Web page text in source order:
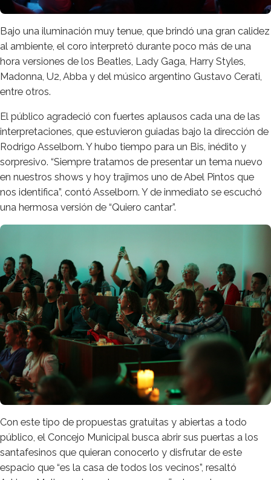
Bajo una iluminación muy tenue, que brindó una gran calidez
al ambiente, el coro interpretó durante poco más de una
hora versiones de los Beatles, Lady Gaga, Harry Styles,
Madonna, U2, Abba y del músico argentino Gustavo Cerati,
entre otros.
El público agradeció con fuertes aplausos cada una de las
interpretaciones, que estuvieron guiadas bajo la dirección de
Rodrigo Asselborn. Y hubo tiempo para un Bis, inédito y
sorpresivo. “Siempre tratamos de presentar un tema nuevo
en nuestros shows y hoy trajimos uno de Abel Pintos que
nos identifica”, contó Asselborn. Y de inmediato se escuchó
una hermosa versión de “Quiero cantar”.
Con este tipo de propuestas gratuitas y abiertas a todo
público, el Concejo Municipal busca abrir sus puertas a los
santafesinos que quieran conocerlo y disfrutar de este
espacio que “es la casa de todos los vecinos”, resaltó